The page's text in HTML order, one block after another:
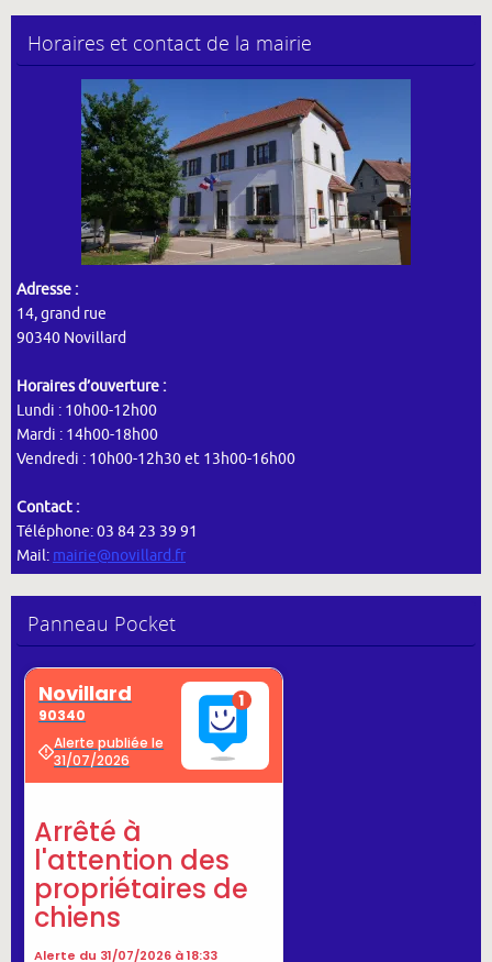
Horaires et contact de la mairie
Adresse :
14, grand rue
90340 Novillard
Horaires d’ouverture :
Lundi : 10h00-12h00
Mardi : 14h00-18h00
Vendredi : 10h00-12h30 et 13h00-16h00
Contact :
Téléphone: 03 84 23 39 91
Mail: mairie@novillard.fr
Panneau Pocket